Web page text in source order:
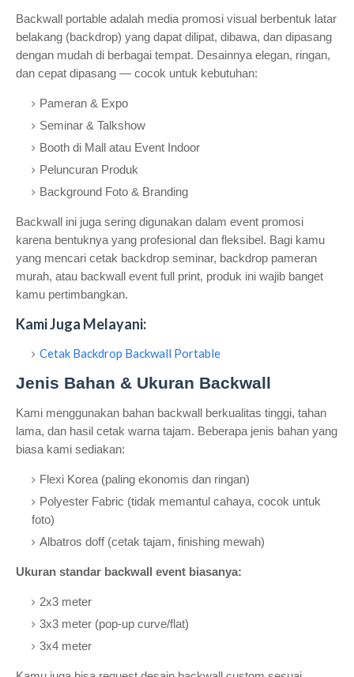
Backwall portable adalah media promosi visual berbentuk latar
belakang (backdrop) yang dapat dilipat, dibawa, dan dipasang
dengan mudah di berbagai tempat. Desainnya elegan, ringan,
dan cepat dipasang — cocok untuk kebutuhan:
Pameran & Expo
Seminar & Talkshow
Booth di Mall atau Event Indoor
Peluncuran Produk
Background Foto & Branding
Backwall ini juga sering digunakan dalam event promosi
karena bentuknya yang profesional dan fleksibel. Bagi kamu
yang mencari cetak backdrop seminar, backdrop pameran
murah, atau backwall event full print, produk ini wajib banget
kamu pertimbangkan.
Kami Juga Melayani:
Cetak Backdrop Backwall Portable
Jenis Bahan & Ukuran Backwall
Kami menggunakan bahan backwall berkualitas tinggi, tahan
lama, dan hasil cetak warna tajam. Beberapa jenis bahan yang
biasa kami sediakan:
Flexi Korea (paling ekonomis dan ringan)
Polyester Fabric (tidak memantul cahaya, cocok untuk
foto)
Albatros doff (cetak tajam, finishing mewah)
Ukuran standar backwall event biasanya:
2x3 meter
3x3 meter (pop-up curve/flat)
3x4 meter